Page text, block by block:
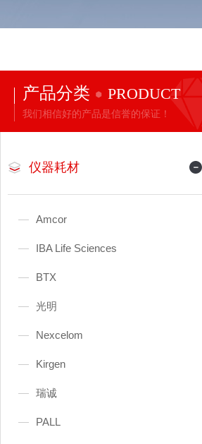
产品分类 PRODUCT
我们相信好的产品是信誉的保证！
仪器耗材
Amcor
IBA Life Sciences
BTX
光明
Nexcelom
Kirgen
瑞诚
PALL